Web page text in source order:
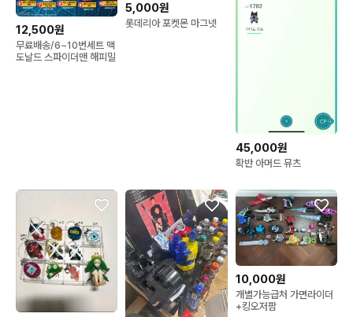
12,500원
무료배송/6~10번세트 맥
도날드 스파이더맨 해피밀
5,000원
롯데리아 포켓몬 마그넷
45,000원
확반 아머드 뮤츠
10,000원
개별가능급처 가면라이더
+킹오저팜